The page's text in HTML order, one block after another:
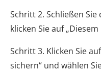
Schritt 2. Schließen
klicken Sie auf
Schritt 3. Klicken Sie
sichern“ und wählen